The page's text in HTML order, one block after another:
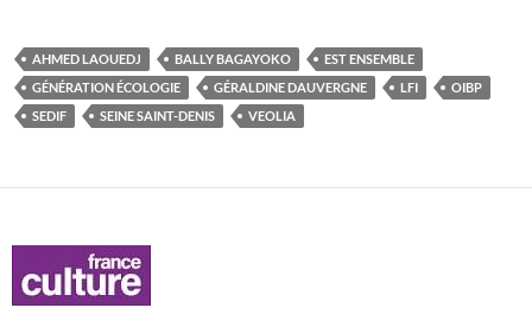
AHMED LAOUEDJ BALLY BAGAYOKO
EST ENSEMBLE
GÉNÉRATION ÉCOLOGIE
GÉRALDINE DAUVERGNE LFI
OIBP
SEDIF
SEINE SAINT-DENIS VEOLIA